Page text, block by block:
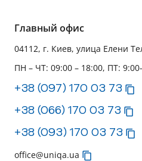
Главный офис
04112, г. Киев, улица Елени
ПН – ЧТ: 09:00 – 18:00, ПТ:
+38 (097) 170 03 73
+38 (066) 170 03 73
+38 (093) 170 03 73
office@uniqa.ua